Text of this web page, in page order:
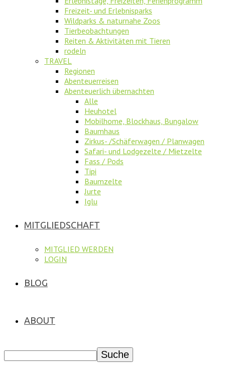
Freizeit- und Erlebnisparks
Wildparks & naturnahe Zoos
Tierbeobachtungen
Reiten & Aktivitäten mit Tieren
rodeln
TRAVEL
Regionen
Abenteuerreisen
Abenteuerlich übernachten
Alle
Heuhotel
Mobilhome, Blockhaus, Bungalow
Baumhaus
Zirkus- /Schäferwagen / Planwagen
Safari- und Lodgezelte / Mietzelte
Fass / Pods
Tipi
Baumzelte
Jurte
Iglu
MITGLIEDSCHAFT
MITGLIED WERDEN
LOGIN
BLOG
ABOUT